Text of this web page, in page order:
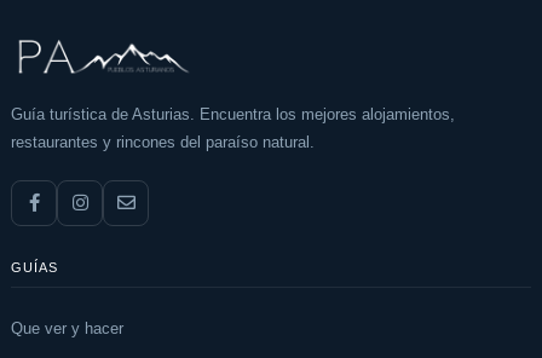
Guía turística de Asturias. Encuentra los mejores alojamientos,
restaurantes y rincones del paraíso natural.
GUÍAS
Que ver y hacer